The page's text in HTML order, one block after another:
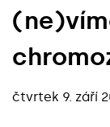
čtvrtek 9. září